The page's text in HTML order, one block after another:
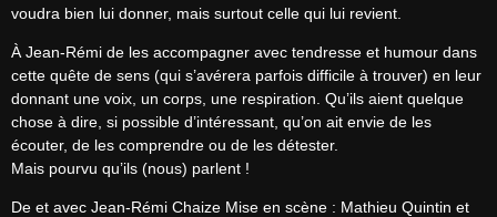
voudra bien lui donner, mais surtout celle qui lui revient.
À Jean-Rémi de les accompagner avec tendresse et humour dans
cette quête de sens (qui s’avérera parfois difficile à trouver) en leur
donnant une voix, un corps, une respiration. Qu’ils aient quelque
chose à dire, si possible d’intéressant, qu’on ait envie de les
écouter, de les comprendre ou de les détester.
Mais pourvu qu’ils (nous) parlent !
De et avec Jean-Rémi Chaize Mise en scène : Mathieu Quintin et